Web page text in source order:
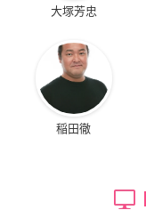
大塚芳忠
稲田徹